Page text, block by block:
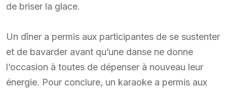
de briser la glace.
Un dîner a permis aux participantes de se sustenter
et de bavarder avant qu’une danse ne donne
l’occasion à toutes de dépenser à nouveau leur
énergie. Pour conclure, un karaoke a permis aux